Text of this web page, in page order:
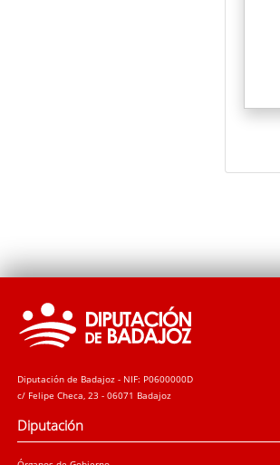
Diputación de Badajoz - NIF: P0600000D
c/ Felipe Checa, 23 - 06071 Badajoz
Diputación